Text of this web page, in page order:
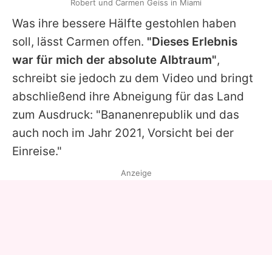
Was ihre bessere Hälfte gestohlen haben
soll, lässt Carmen offen. "Dieses Erlebnis
war für mich der absolute Albtraum",
schreibt sie jedoch zu dem Video und bringt
abschließend ihre Abneigung für das Land
zum Ausdruck: "Bananenrepublik und das
auch noch im Jahr 2021, Vorsicht bei der
Einreise."
Robert und Carmen Geiss in Miami
Anzeige